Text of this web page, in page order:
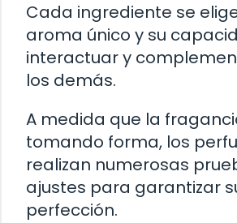
Cada ingrediente se
aroma único y su
interactuar y
los demás.
A medida que la
tomando forma, los
realizan numerosas
ajustes para garantizar
perfección.